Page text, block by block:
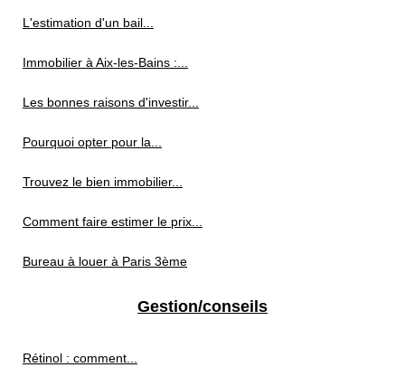
L'estimation d'un bail...
Immobilier à Aix-les-Bains :...
Les bonnes raisons d'investir...
Pourquoi opter pour la...
Trouvez le bien immobilier...
Comment faire estimer le prix...
Bureau à louer à Paris 3ème
Gestion/conseils
Rétinol : comment...